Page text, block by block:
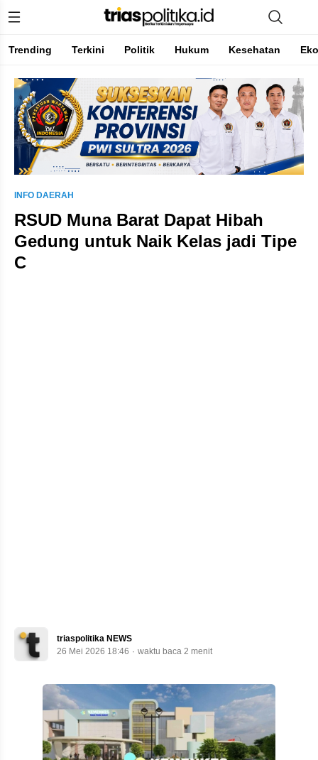
Berita Terkini & Terpercaya
Trending Terkini Politik Hukum Kesehatan
INFO DAERAH
RSUD Muna Barat Dapat Hibah
Gedung untuk Naik Kelas jadi Tipe
C
triaspolitika NEWS
26 Mei 2026 18:46
waktu baca 2 menit